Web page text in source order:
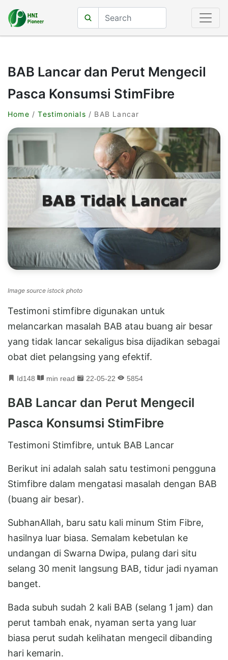
BAB Lancar dan Perut Mengecil
Pasca Konsumsi StimFibre
Home /Testimonials / BAB Lancar
Image source istock photo
Testimoni stimfibre digunakan untuk
melancarkan masalah BAB atau buang air besar
yang tidak lancar sekaligus bisa dijadikan sebagai
obat diet pelangsing yang efektif.
Id148 min read 22-05-22 5854
BAB Lancar dan Perut Mengecil
Pasca Konsumsi StimFibre
Testimoni Stimfibre, untuk BAB Lancar
Berikut ini adalah salah satu testimoni pengguna
Stimfibre dalam mengatasi masalah dengan BAB
(buang air besar).
SubhanAllah, baru satu kali minum Stim Fibre,
hasilnya luar biasa. Semalam kebetulan ke
undangan di Swarna Dwipa, pulang dari situ
selang 30 menit langsung BAB, tidur jadi nyaman
banget.
Bada subuh sudah 2 kali BAB (selang 1 jam) dan
perut tambah enak, nyaman serta yang luar
biasa perut sudah kelihatan mengecil dibanding
hari kemarin.